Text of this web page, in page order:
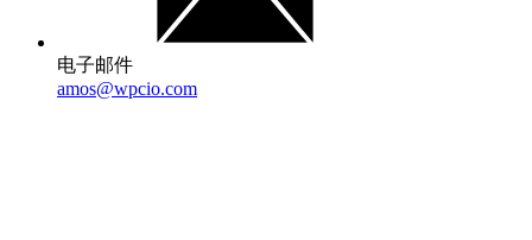
电子邮件
amos@wpcio.com